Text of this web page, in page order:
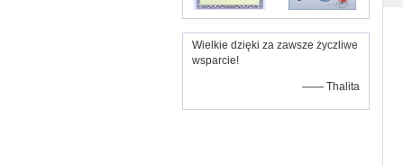
Wielkie dzięki za zawsze życzliwe
wsparcie!
—— Thalita